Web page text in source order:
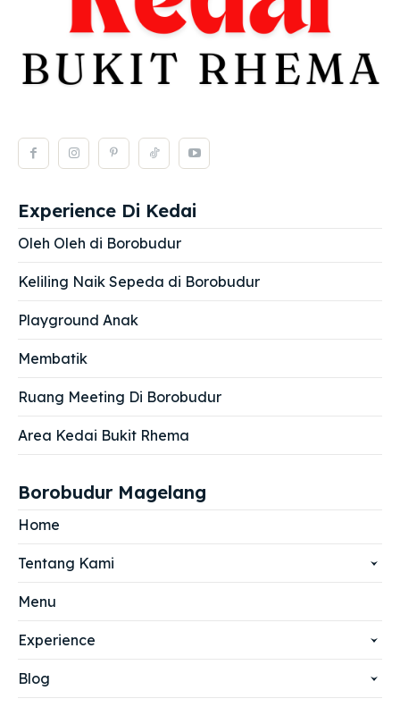
Experience Di Kedai
Oleh Oleh di Borobudur
Keliling Naik Sepeda di Borobudur
Playground Anak
Membatik
Ruang Meeting Di Borobudur
Area Kedai Bukit Rhema
Borobudur Magelang
Home
Tentang Kami
Menu
Experience
Blog